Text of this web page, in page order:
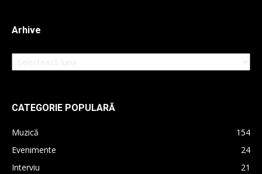
Arhive
Arhive
CATEGORIE POPULARĂ
Muzică
154
Evenimente
24
Interviu
21